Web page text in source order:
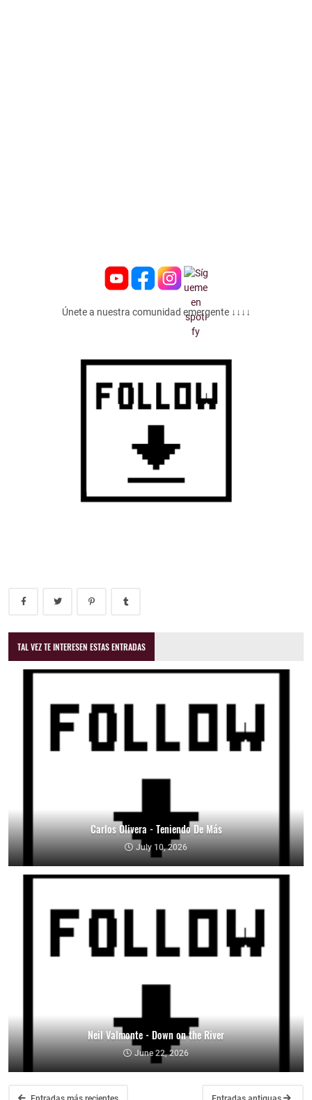
Únete a nuestra comunidad emergente ↓↓↓↓
TAL VEZ TE INTERESEN ESTAS ENTRADAS
Carlos Olivera - Teniendo De Más
July 10, 2026
Neil Valmonte - Down on the River
June 22, 2026